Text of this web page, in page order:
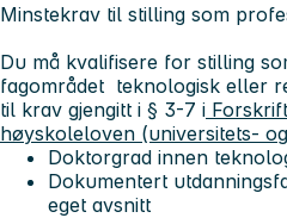
Minstekrav til stilling som
Du må kvalifisere for stilling
fagområdet teknologisk eller
til krav gjengitt i § 3-7 i
høyskoleloven (universitets-
Doktorgrad innen
Dokumentert
eget avsnitt